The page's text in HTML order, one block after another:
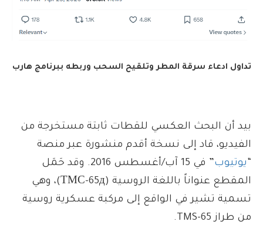
تداول ادعاء سرقة المطر وتلقيح السحب وربطه ببرنامج هارب
بيد أن البحث العكسي للقطات ثابتة مستخرجة من
الفيديو، قاد إلى نسخة أقدم منشورة عبر منصة
“يوتيوب
” في 15 آب/أغسطس 2016. وقد حَمَل
المقطع عنواناً باللغة الروسية (ТМС-65д)، وهي
تسمية تشير في الواقع إلى مركبة عسكرية روسية
من طراز TMS-65.